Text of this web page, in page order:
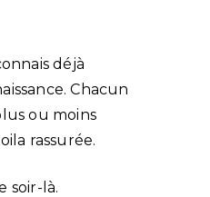
déjà
Chacun
ou moins
rassurée.
soir-là.